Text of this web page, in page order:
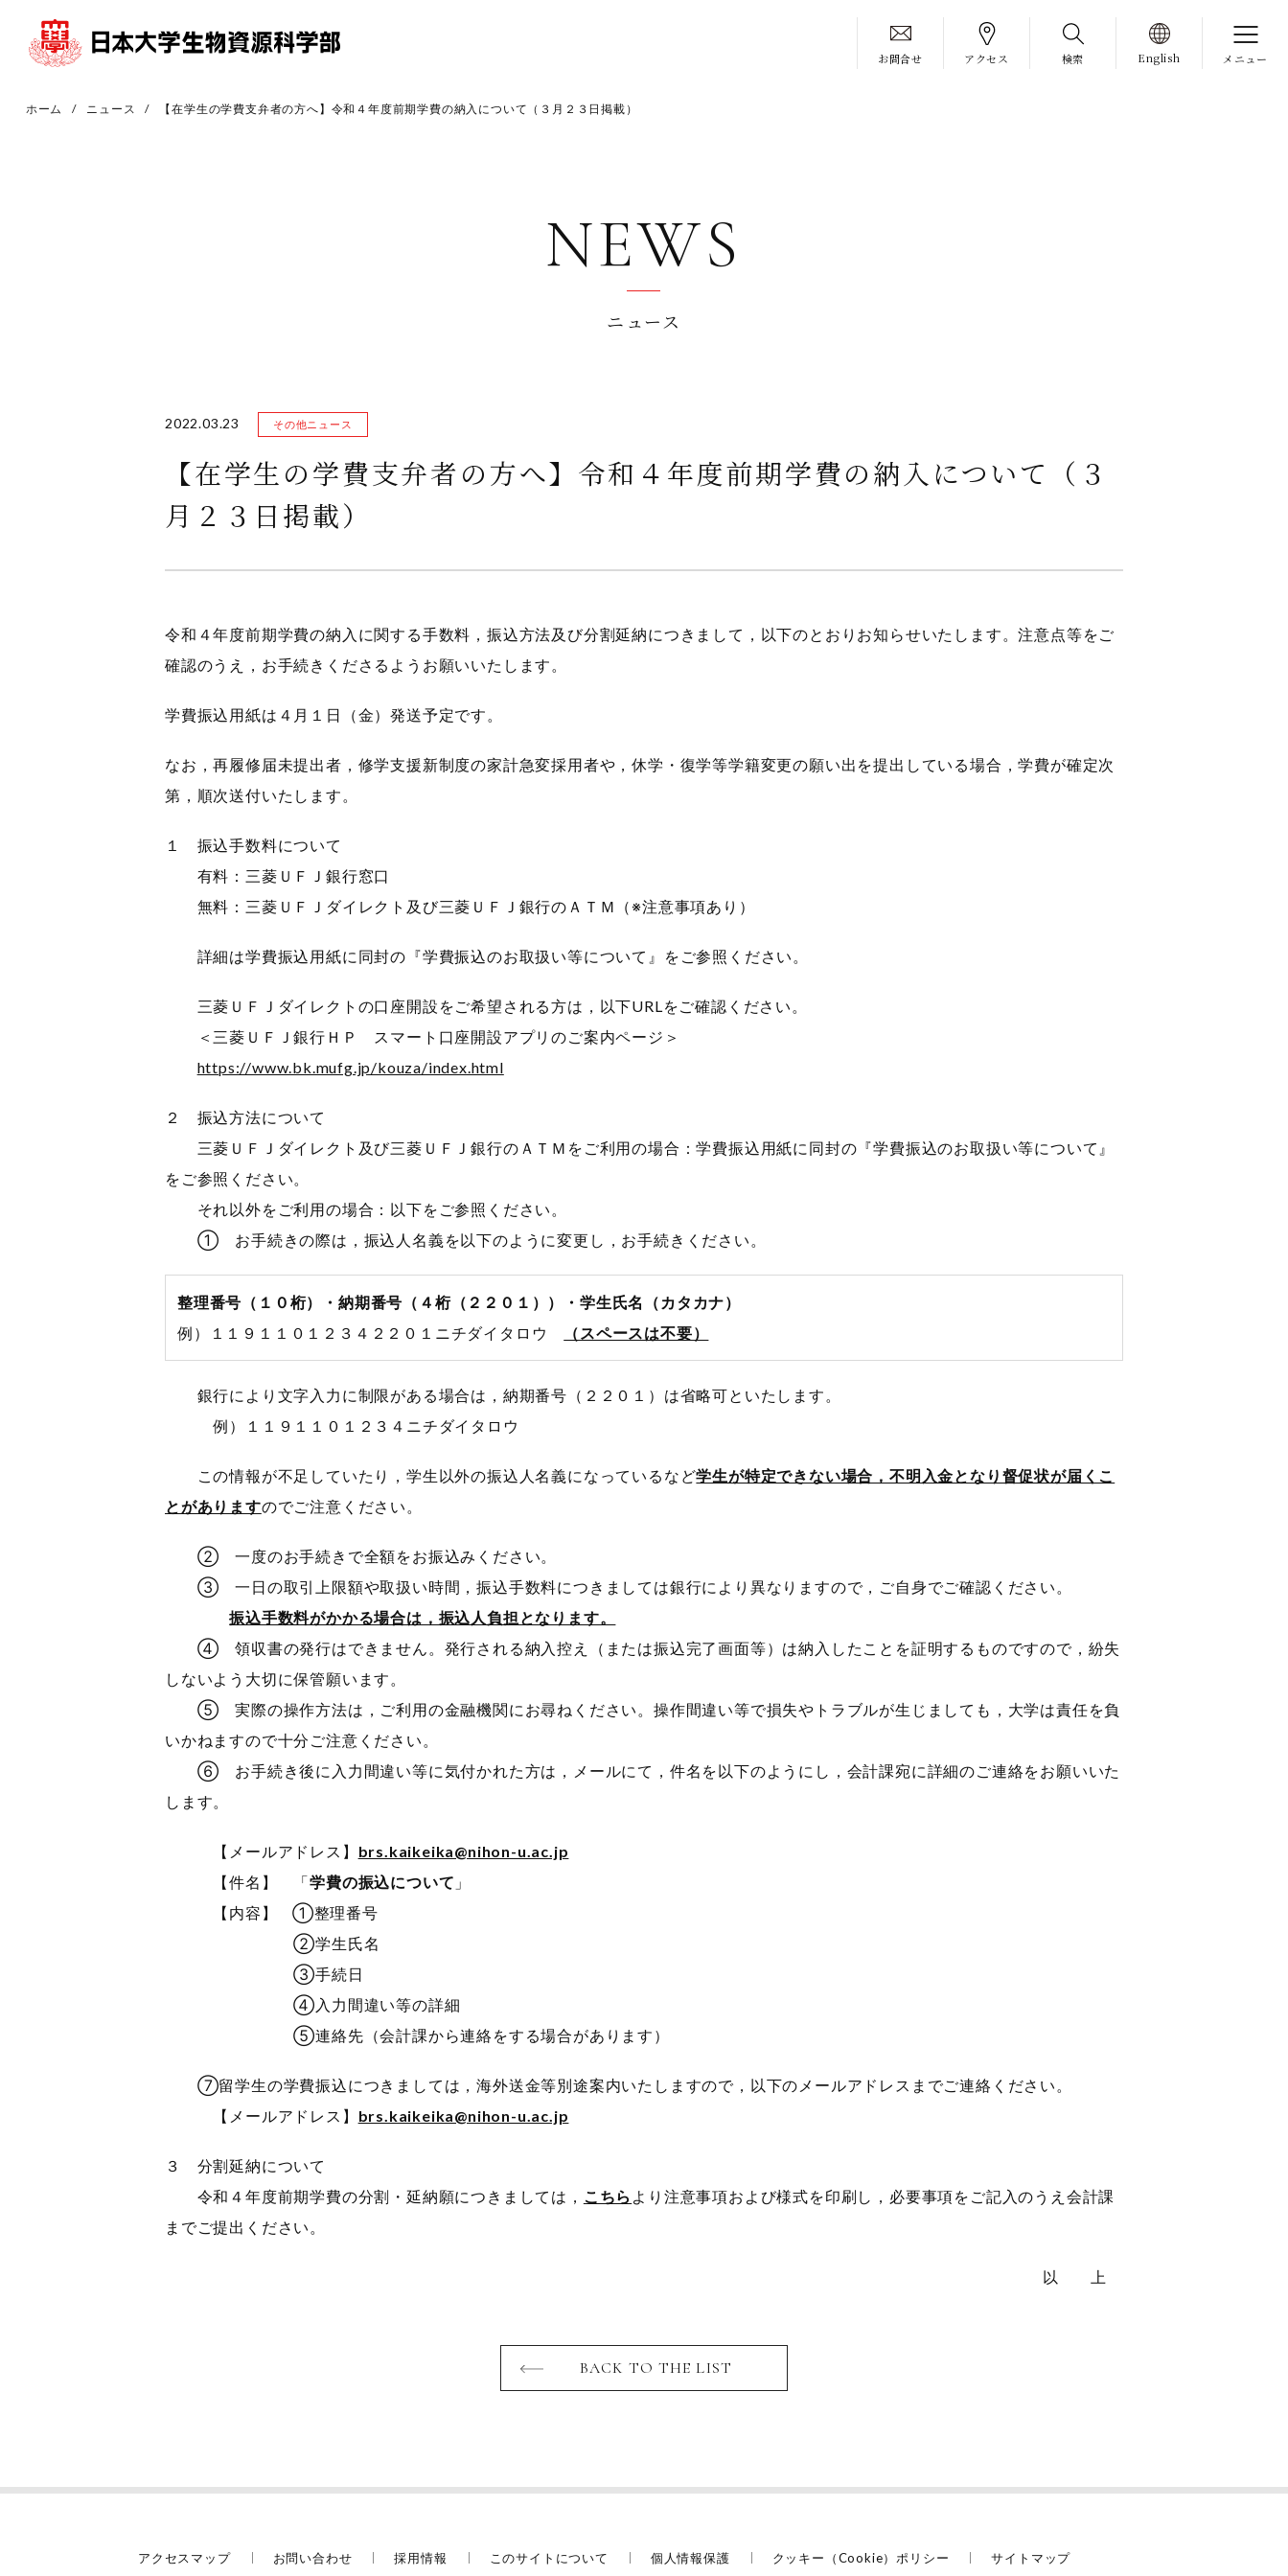
お問合せ アクセス 検索 English メニュー
ホーム ニュース 【在学生の学費支弁者の方へ】令和４年度前期学費の納入について（３月２３日掲載）
NEWS
ニュース
2022.03.23 その他ニュース
【在学生の学費支弁者の方へ】令和４年度前期学費の納入について（３
月２３日掲載）
令和４年度前期学費の納入に関する手数料，振込方法及び分割延納につきまして，以下のとおりお知らせいたします。注意点等をご
確認のうえ，お手続きくださるようお願いいたします。
学費振込用紙は４月１日（金）発送予定です。
なお，再履修届未提出者，修学支援新制度の家計急変採用者や，休学・復学等学籍変更の願い出を提出している場合，学費が確定次
第，順次送付いたします。
１ 振込手数料について
有料：三菱ＵＦＪ銀行窓口
無料：三菱ＵＦＪダイレクト及び三菱ＵＦＪ銀行のＡＴＭ（※注意事項あり）
詳細は学費振込用紙に同封の『学費振込のお取扱い等について』をご参照ください。
三菱ＵＦＪダイレクトの口座開設をご希望される方は，以下URLをご確認ください。
＜三菱ＵＦＪ銀行ＨＰ スマート口座開設アプリのご案内ページ＞
https://www.bk.mufg.jp/kouza/index.html
２ 振込方法について
三菱ＵＦＪダイレクト及び三菱ＵＦＪ銀行のＡＴＭをご利用の場合：学費振込用紙に同封の『学費振込のお取扱い等について』
をご参照ください。
それ以外をご利用の場合：以下をご参照ください。
① お手続きの際は，振込人名義を以下のように変更し，お手続きください。
整理番号（１０桁）・納期番号（４桁（２２０１））・学生氏名（カタカナ）
例）１１９１１０１２３４２２０１ニチダイタロウ
（スペースは不要）
銀行により文字入力に制限がある場合は，納期番号（２２０１）は省略可といたします。
例）１１９１１０１２３４ニチダイタロウ
この情報が不足していたり，学生以外の振込人名義になっているなど学生が特定できない場合，不明入金となり督促状が届くこ
とがありますのでご注意ください。
② 一度のお手続きで全額をお振込みください。
③ 一日の取引上限額や取扱い時間，振込手数料につきましては銀行により異なりますので，ご自身でご確認ください。
振込手数料がかかる場合は，振込人負担となります。
④ 領収書の発行はできません。発行される納入控え（または振込完了画面等）は納入したことを証明するものですので，紛失
しないよう大切に保管願います。
⑤ 実際の操作方法は，ご利用の金融機関にお尋ねください。操作間違い等で損失やトラブルが生じましても，大学は責任を負
いかねますので十分ご注意ください。
⑥ お手続き後に入力間違い等に気付かれた方は，メールにて，件名を以下のようにし，会計課宛に詳細のご連絡をお願いいた
します。
【メールアドレス】 brs.kaikeika@nihon-u.ac.jp
【件名】 「学費の振込について 」
【内容】 ①整理番号
②学生氏名
③手続日
④入力間違い等の詳細
⑤連絡先（会計課から連絡をする場合があります）
⑦留学生の学費振込につきましては，海外送金等別途案内いたしますので，以下のメールアドレスまでご連絡ください。
【メールアドレス】 brs.kaikeika@nihon-u.ac.jp
３ 分割延納について
令和４年度前期学費の分割・延納願につきましては， こちら より注意事項および様式を印刷し，必要事項をご記入のうえ会計課
までご提出ください。
以 上
BACK TO THE LIST
アクセスマップ お問い合わせ 採用情報 このサイトについて 個人情報保護 クッキー（Cookie）ポリシー サイトマップ